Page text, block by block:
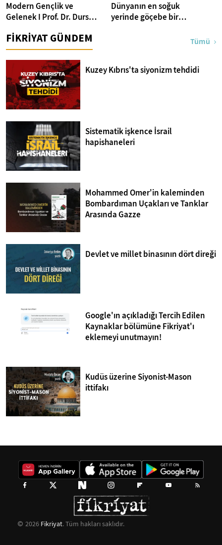
Modern Gençlik ve
Gelenek I Prof. Dr. Dursun
Sohbetleri
Dünyanın en soğuk
yerinde göçebe bir
FİKRİYAT GÜNDEM Tümü
Kuzey Kıbrıs'ta siyonizm tehdidi
Sistematik işkence İsrail
hapishaneleri
Mohammed Omer'in kaleminden
Bombardıman Uçakları ve Tanklar
Arasında Gazze
Devlet ve millet binasının dört direği
Google'ın açıkladığı Tercih Edilen
Kaynaklar bölümüne Fikriyat'ı
eklemeyi unutmayın!
Kudüs üzerine Siyonist-Mason
ittifakı
2026 Fikriyat. Tüm hakları saklıdır.